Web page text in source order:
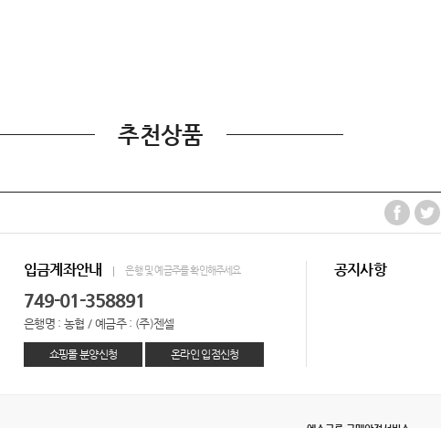
추천상품
입금계좌안내 은행 및 예금주를 확인해주세요
749-01-358891
은행명 : 농협 / 예금주 : (주)젠셀
쇼핑몰 분양신청 온라인 입점신청
공지사항